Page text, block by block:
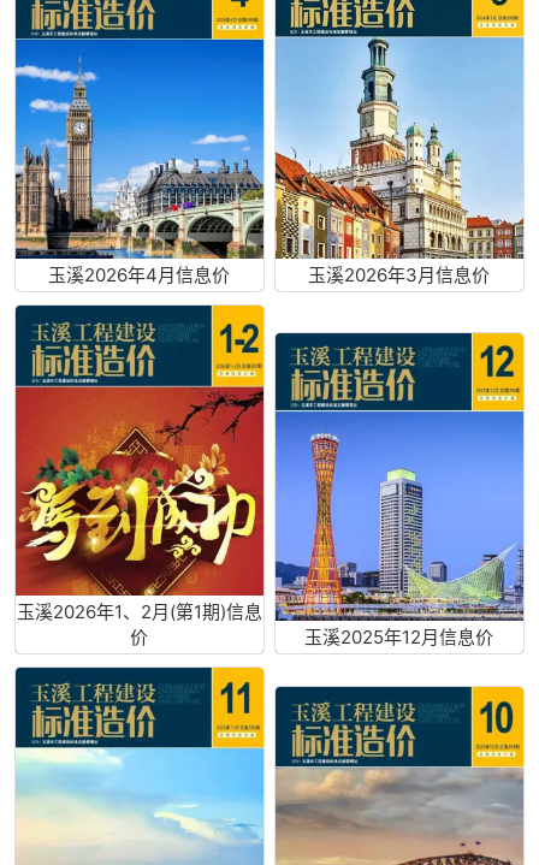
玉溪2026年4月信息价 玉溪2026年3月信息价
玉溪2026年1、2月(第1期)信息
价
玉溪2025年12月信息价